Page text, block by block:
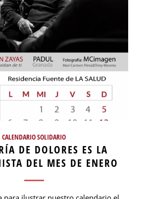
CALENDARIO SOLIDARIO
DE DOLORES ES LA
DEL MES DE ENERO